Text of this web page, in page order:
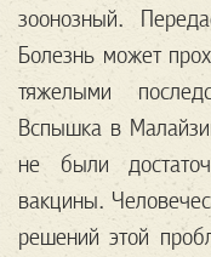
зоонозный.
Болезнь может
тяжелыми
Вспышка в
не были
вакцины.
решений этой